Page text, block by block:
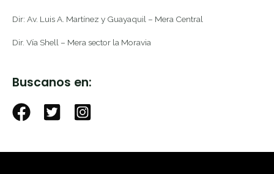
Dir: Av. Luis A. Martínez y Guayaquil – Mera Central
Dir. Vía Shell – Mera sector la Moravia
Buscanos en: